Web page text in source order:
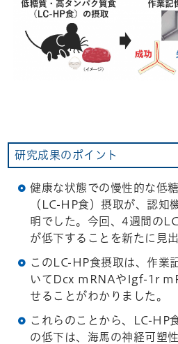
研究成果のポイント
健康な状態での慢性的な低
（LC-HP食）摂取が、認知
明でした。今回、4週間の
が低下することを新たに見
このLC-HP食摂取は、作業
いてDcx mRNAやIgf-1r
せることがわかりました。
これらのことから、LC-HP
の低下は、海馬の神経可塑